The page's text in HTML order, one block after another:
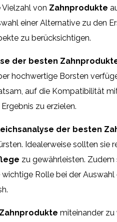
Vielzahl von Zahnprodukte
einer Alternative zu den
zu berücksichtigen.
der besten
hochwertige Borsten
auf die Kompatibilität
zu erzielen.
der besten
Idealerweise sollten sie
zu gewährleisten. Zudem
Rolle bei der
Zahnprodukte miteinander zu